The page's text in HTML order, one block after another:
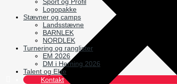
Logopakke
Stævner og camps
Landsstævne
BARNLEK
NORDLEK
Turnering og ranglister
EM 2026
DM i Herning 2026
Talent og Elite
Kontakt